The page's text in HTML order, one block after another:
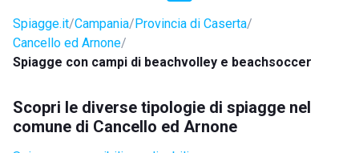
Spiagge.it Campania Provincia di Caserta
Cancello ed Arnone
Spiagge con campi di beachvolley e beachsoccer
Scopri le diverse tipologie di spiagge nel
comune di Cancello ed Arnone